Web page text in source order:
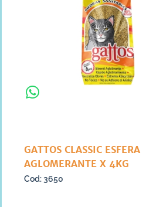
GATTOS CLASSIC ESFERA
AGLOMERANTE X 4KG
3650